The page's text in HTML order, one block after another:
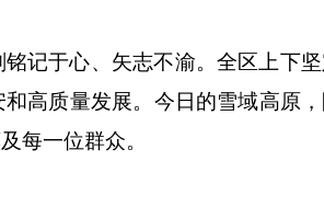
记于心、矢志不渝。全区上下
高质量发展。今日的雪域高原
每一位群众。